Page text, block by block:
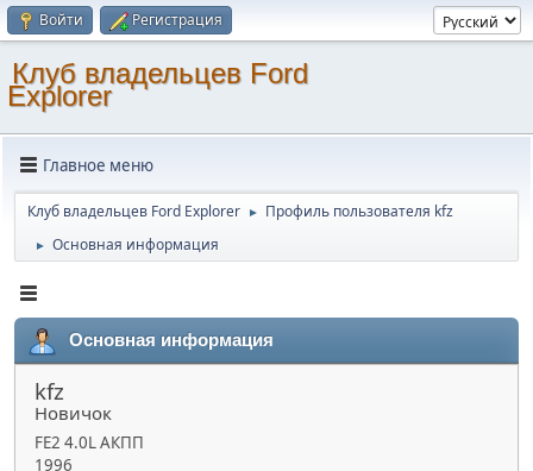
Войти Регистрация
Клуб владельцев Ford
Explorer
Главное меню
Клуб владельцев Ford Explorer ► Профиль пользователя kfz
► Основная информация
Основная информация
kfz
Новичок
FE2 4.0L АКПП
1996